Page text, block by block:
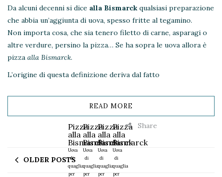
Da alcuni decenni si dice alla Bismarck qualsiasi preparazione
che abbia un’aggiunta di uova, spesso fritte al tegamino.
Non importa cosa, che sia tenero filetto di carne, asparagi o
altre verdure, persino la pizza… Se ha sopra le uova allora è
pizza alla Bismarck.
L’origine di questa definizione deriva dal fatto
READ MORE
Share
Pizza
alla
Bismarck
Uova
di
quaglia
per
Pizza
alla
Bismarck
Uova
di
quaglia
per
Pizza
alla
Bismarck
Uova
di
quaglia
per
Pizza
alla
Bismarck
Uova
di
quaglia
per
OLDER POSTS